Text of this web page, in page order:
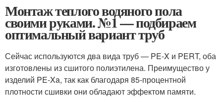
Монтаж теплого водяного пола
своими руками. №1 — подбираем
оптимальный вариант труб
Сейчас используются два вида труб — PE-X и PERT, оба
изготовлены из сшитого полиэтилена. Преимущество у
изделий PE-Xa, так как благодаря 85-процентной
плотности сшивки они обладают эффектом памяти.